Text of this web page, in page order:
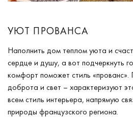
УЮТ ПРОВАНСА
Наполнить дом теплом уюта и
сердце и душу, а вот подчеркнуть
комфорт поможет стиль
доброта и свет – характеризуют
всем стиль интерьера, напрямую
природы французского региона.